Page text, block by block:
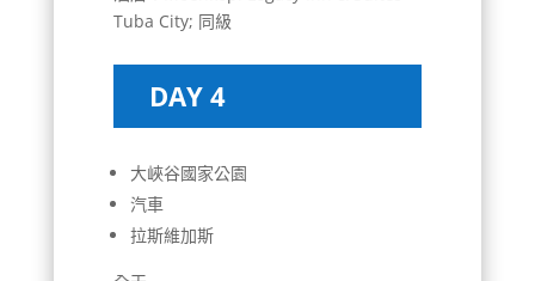
Tuba City; 同級
DAY 4
大峽谷國家公園
汽車
拉斯維加斯